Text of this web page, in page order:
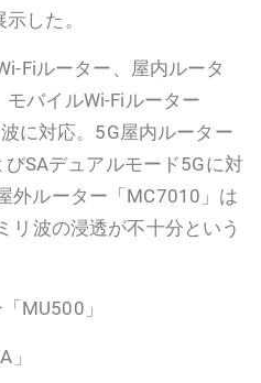
した。
Fiルーター、屋内ルータ
バイルWi-Fiルーター
に対応。5G屋内ルーター
びSAデュアルモード5Gに対
外ルーター「MC7010」は
リ波の浸透が不十分という
MU500」